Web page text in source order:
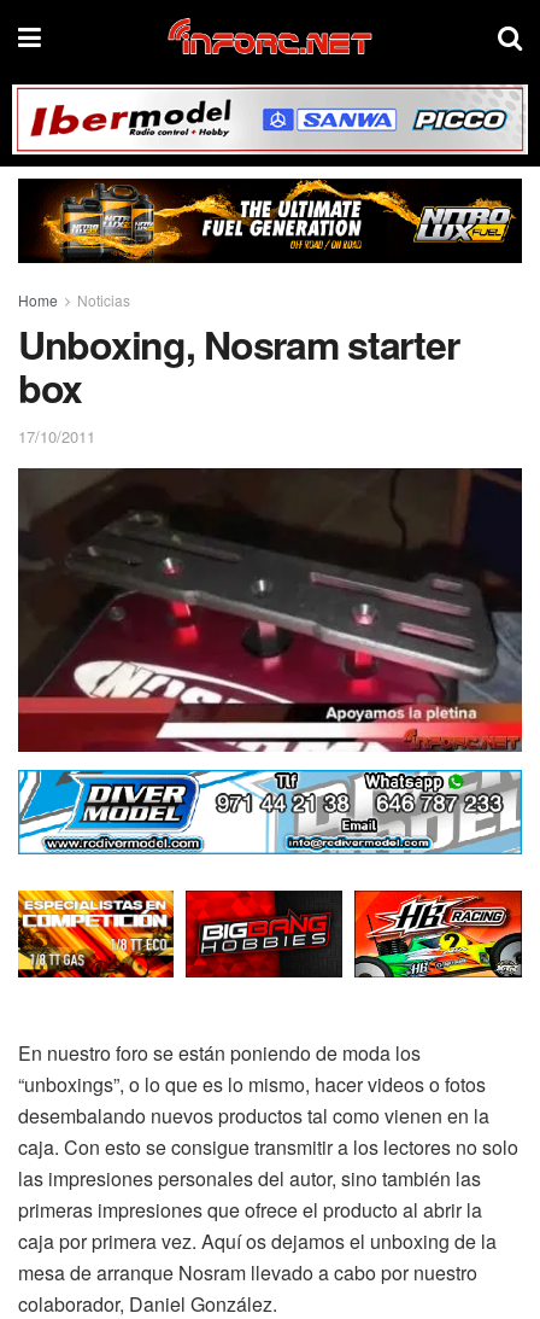
Home Noticias
Unboxing, Nosram starter
box
17/10/2011
En nuestro foro se están poniendo de moda los
“unboxings”, o lo que es lo mismo, hacer videos o fotos
desembalando nuevos productos tal como vienen en la
caja. Con esto se consigue transmitir a los lectores no solo
las impresiones personales del autor, sino también las
primeras impresiones que ofrece el producto al abrir la
caja por primera vez. Aquí os dejamos el unboxing de la
mesa de arranque Nosram llevado a cabo por nuestro
colaborador, Daniel González.